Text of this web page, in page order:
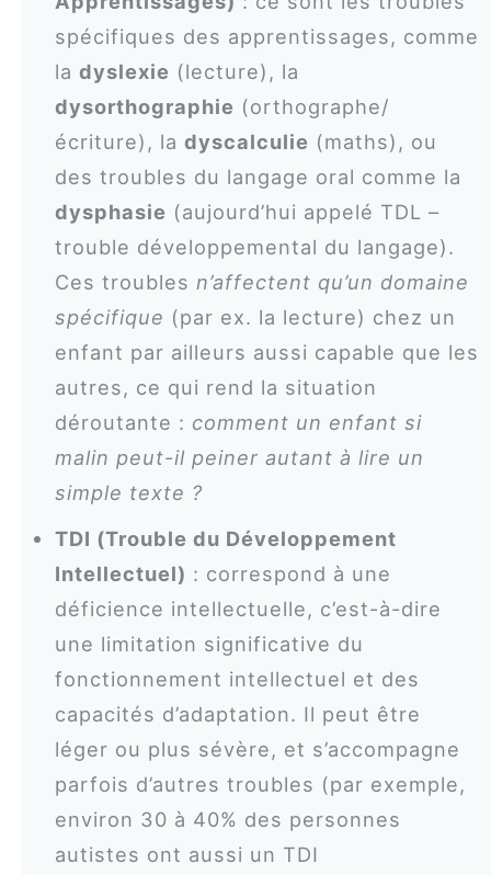
spécifiques des apprentissages, comme
la dyslexie (lecture), la
dysorthographie (orthographe/
écriture), la dyscalculie (maths), ou
des troubles du langage oral comme la
dysphasie (aujourd’hui appelé TDL –
trouble développemental du langage).
Ces troubles n’affectent qu’un domaine
spécifique (par ex. la lecture) chez un
enfant par ailleurs aussi capable que les
autres, ce qui rend la situation
déroutante : comment un enfant si
malin peut-il peiner autant à lire un
simple texte ?
TDI (Trouble du Développement
Intellectuel) : correspond à une
déficience intellectuelle, c’est-à-dire
une limitation significative du
fonctionnement intellectuel et des
capacités d’adaptation. Il peut être
léger ou plus sévère, et s’accompagne
parfois d’autres troubles (par exemple,
environ 30 à 40% des personnes
autistes ont aussi un TDI